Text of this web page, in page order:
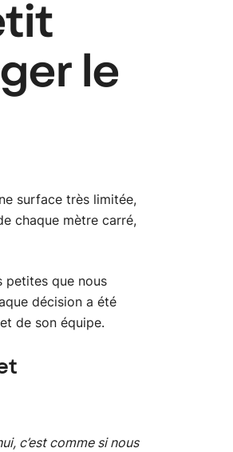
le
surface très limitée,
chaque mètre carré,
petites que nous
décision a été
de son équipe.
c’est comme si nous